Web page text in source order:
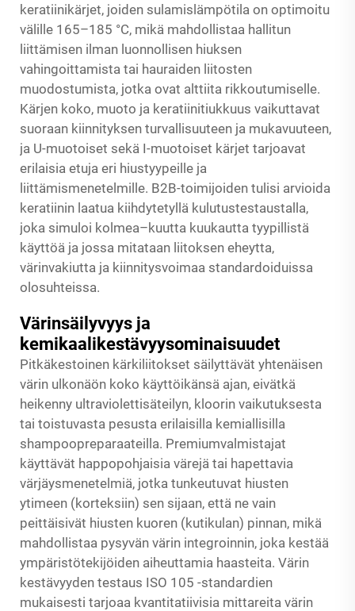
keratiinikärjet, joiden sulamislämpötila on optimoitu
välille 165–185 °C, mikä mahdollistaa hallitun
liittämisen ilman luonnollisen hiuksen
vahingoittamista tai hauraiden liitosten
muodostumista, jotka ovat alttiita rikkoutumiselle.
Kärjen koko, muoto ja keratiinitiukkuus vaikuttavat
suoraan kiinnityksen turvallisuuteen ja mukavuuteen,
ja U-muotoiset sekä I-muotoiset kärjet tarjoavat
erilaisia etuja eri hiustyypeille ja
liittämismenetelmille. B2B-toimijoiden tulisi arvioida
keratiinin laatua kiihdytetyllä kulutustestaustalla,
joka simuloi kolmea–kuutta kuukautta tyypillistä
käyttöä ja jossa mitataan liitoksen eheytta,
värinvakiutta ja kiinnitysvoimaa standardoiduissa
olosuhteissa.
Värinsäilyvyys ja
kemikaalikestävyysominaisuudet
Pitkäkestoinen kärkiliitokset säilyttävät yhtenäisen
värin ulkonäön koko käyttöikänsä ajan, eivätkä
heikenny ultraviolettisäteilyn, kloorin vaikutuksesta
tai toistuvasta pesusta erilaisilla kemiallisilla
shampoopreparaateilla. Premiumvalmistajat
käyttävät happopohjaisia värejä tai hapettavia
värjäysmenetelmiä, jotka tunkeutuvat hiusten
ytimeen (korteksiin) sen sijaan, että ne vain
peittäisivät hiusten kuoren (kutikulan) pinnan, mikä
mahdollistaa pysyvän värin integroinnin, joka kestää
ympäristötekijöiden aiheuttamia haasteita. Värin
kestävyyden testaus ISO 105 -standardien
mukaisesti tarjoaa kvantitatiivisia mittareita värin